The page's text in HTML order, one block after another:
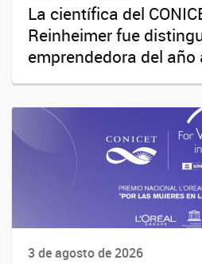
La científica del
Reinheimer fue
emprendedora del
3 de agosto de 2026